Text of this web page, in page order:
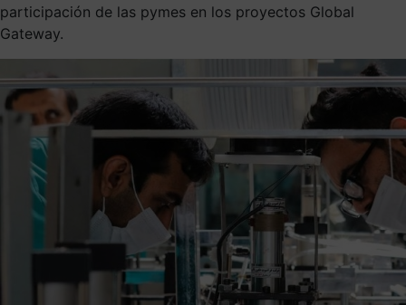
participación de las pymes en los proyectos Global
Gateway.